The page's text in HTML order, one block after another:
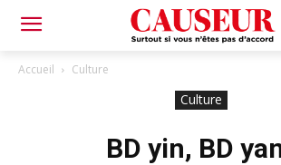
Accueil Culture
Culture
BD yin, BD